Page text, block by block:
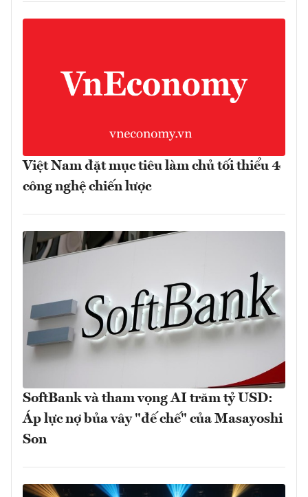
Việt Nam đặt mục tiêu làm chủ tối thiểu 4
công nghệ chiến lược
SoftBank và tham vọng AI trăm tỷ USD:
Áp lực nợ bủa vây "đế chế" của Masayoshi
Son